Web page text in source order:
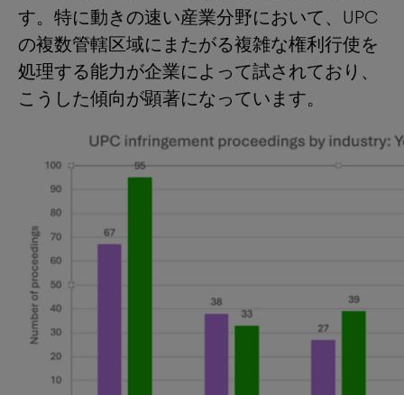
す。特に動きの速い産業分野において、UPC
の複数管轄区域にまたがる複雑な権利行使を
処理する能力が企業によって試されており、
こうした傾向が顕著になっています。